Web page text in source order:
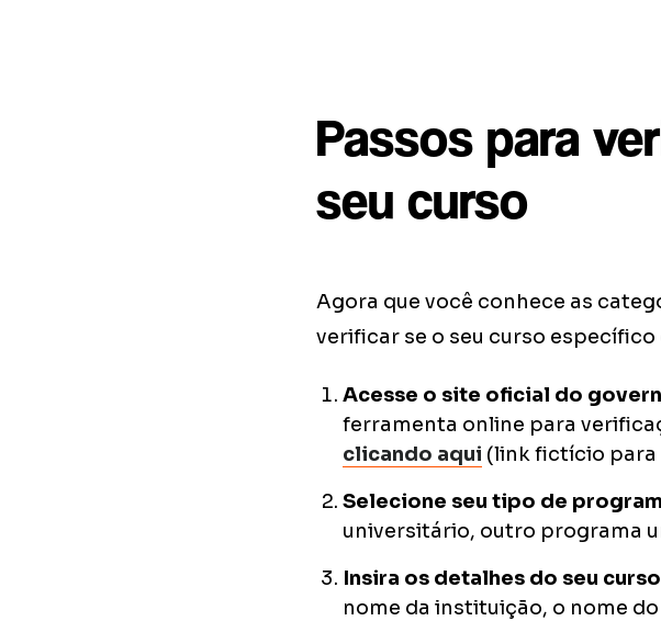
Passos para
seu curso
Agora que você conhece as
verificar se o seu curso específico
Acesse o site oficial do
ferramenta online para
clicando aqui (link fictício
Selecione seu tipo de
universitário, outro programa
Insira os detalhes do seu curso
nome da instituição, o nome